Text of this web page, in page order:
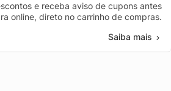
e receba aviso de cupons antes
online, direto no carrinho de compras.
Saiba mais